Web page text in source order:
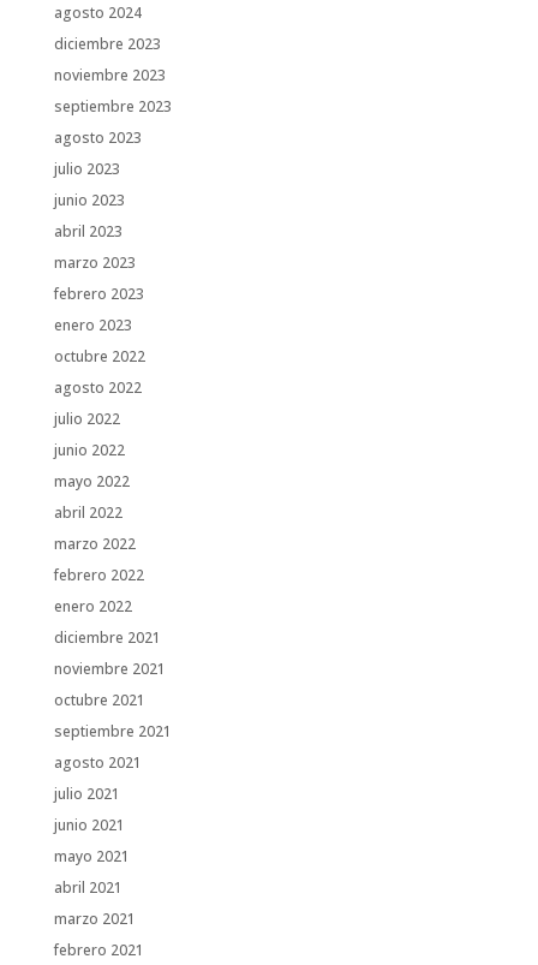
agosto 2024
diciembre 2023
noviembre 2023
septiembre 2023
agosto 2023
julio 2023
junio 2023
abril 2023
marzo 2023
febrero 2023
enero 2023
octubre 2022
agosto 2022
julio 2022
junio 2022
mayo 2022
abril 2022
marzo 2022
febrero 2022
enero 2022
diciembre 2021
noviembre 2021
octubre 2021
septiembre 2021
agosto 2021
julio 2021
junio 2021
mayo 2021
abril 2021
marzo 2021
febrero 2021